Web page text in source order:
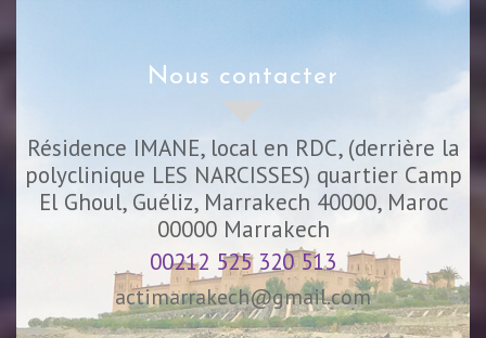
nous contacter
Résidence IMANE, local en RDC, (derrière la
polyclinique LES NARCISSES) quartier Camp
El Ghoul, Guéliz, Marrakech 40000, Maroc
00000 Marrakech
00212 525 320 513
actimarrakech@gmail.com